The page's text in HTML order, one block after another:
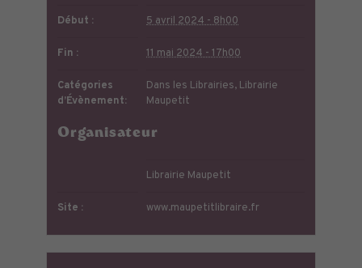
Début : 5 avril 2024 - 8h00
Fin : 11 mai 2024 - 17h00
Catégories
d’Évènement:
Dans les Librairies, Librairie
Maupetit
Organisateur
Librairie Maupetit
Site : www.maupetitlibraire.fr